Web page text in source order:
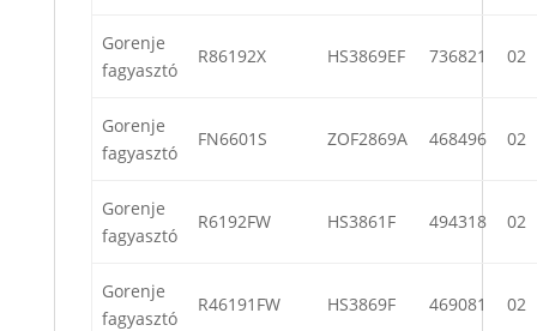
Gorenje
fagyasztó
R86192X HS3869EF 736821 02
Gorenje
fagyasztó
FN6601S ZOF2869A 468496 02
Gorenje
fagyasztó
R6192FW HS3861F 494318 02
Gorenje
fagyasztó
R46191FW HS3869F 469081 02